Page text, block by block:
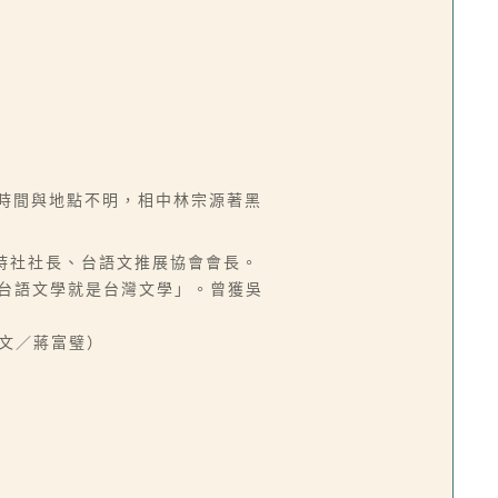
間與地點不明，相中林宗源著黑
社長、台語文推展協會會長。
語文學就是台灣文學」。曾獲吳
／蔣富璧）